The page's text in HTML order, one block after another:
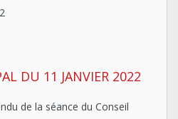
DU 11 JANVIER 2022
de la séance du Conseil